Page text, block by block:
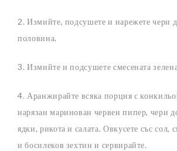
2. Измийте, подсушете и нарежете чери
половина.
3. Измийте и подсушете смесената
4. Аранжирайте всяка порция с
нарязан маринован червен пипер, чери
ядки, рикота и салата. Овкусете със сол,
и босилеков зехтин и сервирайте.